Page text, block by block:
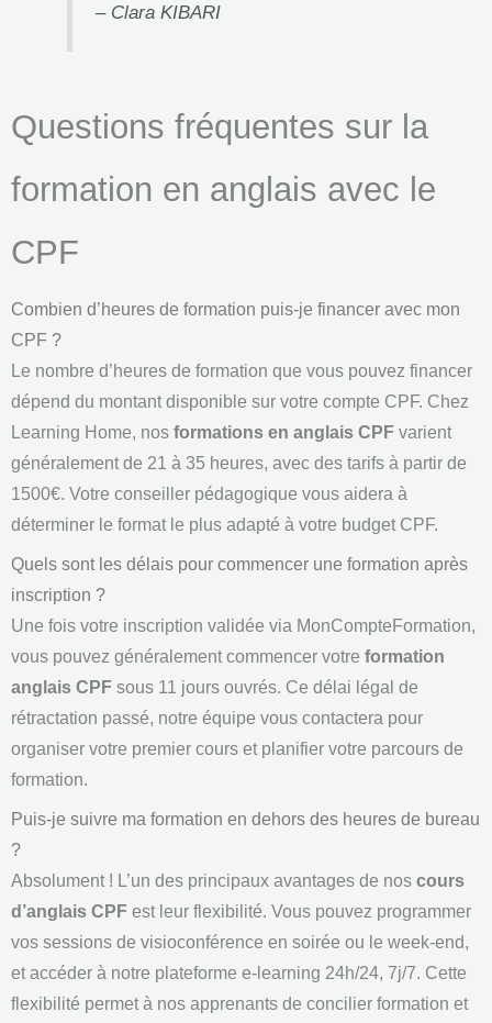
– Clara KIBARI
Questions fréquentes sur la
formation en anglais avec le
CPF
Combien d’heures de formation puis-je financer avec mon
CPF ?
Le nombre d’heures de formation que vous pouvez financer
dépend du montant disponible sur votre compte CPF. Chez
Learning Home, nos formations en anglais CPF varient
généralement de 21 à 35 heures, avec des tarifs à partir de
1500€. Votre conseiller pédagogique vous aidera à
déterminer le format le plus adapté à votre budget CPF.
Quels sont les délais pour commencer une formation après
inscription ?
Une fois votre inscription validée via MonCompteFormation,
vous pouvez généralement commencer votre formation
anglais CPF sous 11 jours ouvrés. Ce délai légal de
rétractation passé, notre équipe vous contactera pour
organiser votre premier cours et planifier votre parcours de
formation.
Puis-je suivre ma formation en dehors des heures de bureau
?
Absolument ! L’un des principaux avantages de nos cours
d’anglais CPF est leur flexibilité. Vous pouvez programmer
vos sessions de visioconférence en soirée ou le week-end,
et accéder à notre plateforme e-learning 24h/24, 7j/7. Cette
flexibilité permet à nos apprenants de concilier formation et